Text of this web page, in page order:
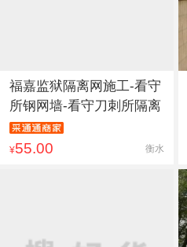
福嘉监狱隔离网施工-看守
所钢网墙-看守刀刺所隔离
¥55.00 衡水